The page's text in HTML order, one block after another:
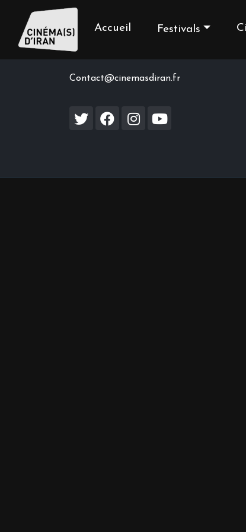
Accueil Festivals
Contact us
Contact@cinemasdiran.fr